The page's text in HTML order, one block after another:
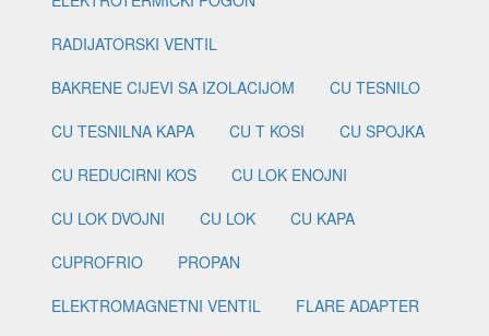
RADIJATORSKI VENTIL
BAKRENE CIJEVI SA IZOLACIJOM
CU TESNILO
CU TESNILNA KAPA
CU T KOSI
CU SPOJKA
CU REDUCIRNI KOS
CU LOK ENOJNI
CU LOK DVOJNI
CU LOK
CU KAPA
CUPROFRIO
PROPAN
ELEKTROMAGNETNI VENTIL
FLARE ADAPTER